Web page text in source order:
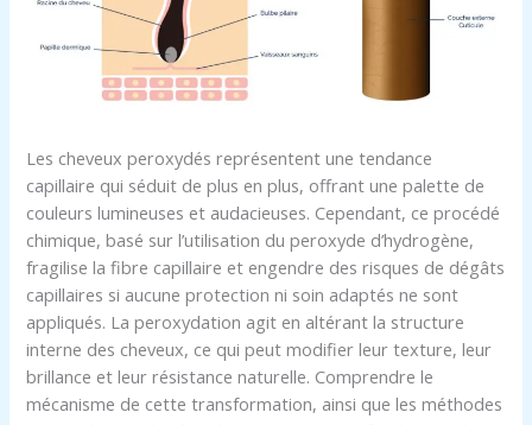
Les cheveux peroxydés représentent une tendance
capillaire qui séduit de plus en plus, offrant une palette de
couleurs lumineuses et audacieuses. Cependant, ce procédé
chimique, basé sur l’utilisation du peroxyde d’hydrogène,
fragilise la fibre capillaire et engendre des risques de dégâts
capillaires si aucune protection ni soin adaptés ne sont
appliqués. La peroxydation agit en altérant la structure
interne des cheveux, ce qui peut modifier leur texture, leur
brillance et leur résistance naturelle. Comprendre le
mécanisme de cette transformation, ainsi que les méthodes